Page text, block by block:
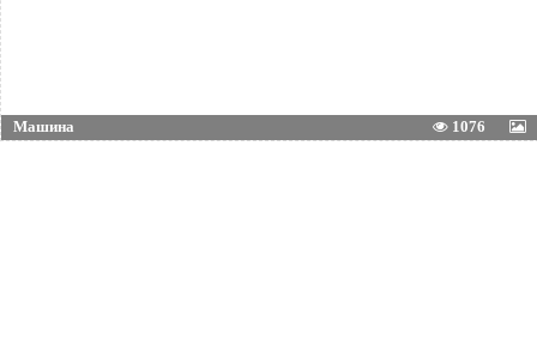
Машина 1076